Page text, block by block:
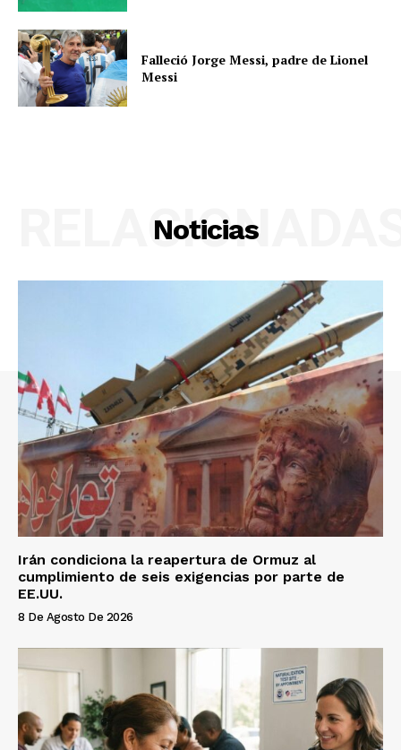
Falleció Jorge Messi, padre de Lionel
Messi
Noticias
Irán condiciona la reapertura de Ormuz al
cumplimiento de seis exigencias por parte de
EE.UU.
8 De Agosto De 2026